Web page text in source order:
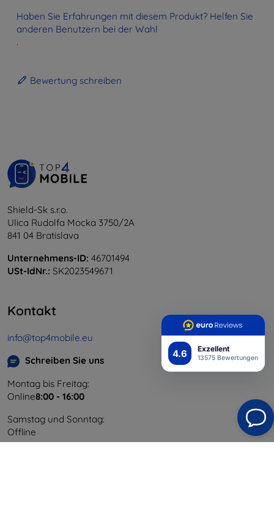
4.6 Exzellent
13575 Bewertungen
Haben Sie Erfahrungen mit diesem Produkt? Helfen Sie
anderen Benutzern bei der Wahl
.
Bewertung schreiben
Shield-Sk s.r.o.
Ulica Rudolfa Mocka 3750/2A
841 04 Bratislava
Unternehmens-ID: 46701494
USt-IdNr.: SK2023549671
Kontakt
info@top4mobile.eu
Schreiben Sie uns
Montag bis Freitag:
Online8:00 - 16:00
Samstag und Sonntag:
Offline